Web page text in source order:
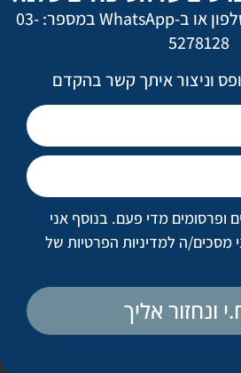
בעומק הרקמות אל שכבת מעטה
העצם של הלסת העליונה – נרשמה לפתע עלייה במדד NOL, הוא
אפשר לדבר איתנו בטלפון או ב-WhatsApp במספר: 03-
5278128
וניצור איתך קשר בהקדם
ופרסומים מדי פעם. בנוסף אני
מסכים/ה למדיניות הפרטיות של
ונחזור אליך